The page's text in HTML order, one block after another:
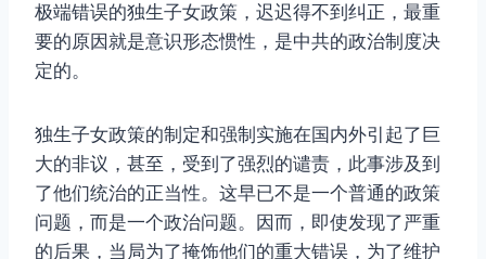
极端错误的独生子女政策，迟迟得不到纠正，最重
要的原因就是意识形态惯性，是中共的政治制度决
定的。
独生子女政策的制定和强制实施在国内外引起了巨
大的非议，甚至，受到了强烈的谴责，此事涉及到
了他们统治的正当性。这早已不是一个普通的政策
问题，而是一个政治问题。因而，即使发现了严重
的后果，当局为了掩饰他们的重大错误，为了维护